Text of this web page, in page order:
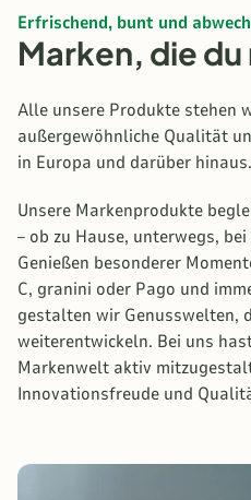
Erfrischend, bunt und
Marken, die
Alle unsere Produkte stehen
außergewöhnliche Qualität
in Europa und darüber hinaus.
Unsere Markenprodukte
– ob zu Hause, unterwegs,
Genießen besonderer
C, granini oder Pago und
gestalten wir Genusswelten,
weiterentwickeln. Bei uns
Markenwelt aktiv
Innovationsfreude und